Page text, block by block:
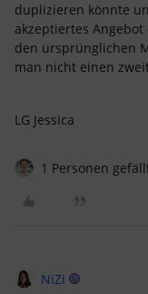
duplizieren könnte
akzeptiertes
den ursprünglichen
man nicht einen
LG Jessica
1 Personen
NiZi